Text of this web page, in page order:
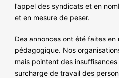
l’appel des syndicats et en
et en mesure de peser.
Des annonces ont été faites en
pédagogique. Nos
mais pointent des insuffisances
surcharge de travail des